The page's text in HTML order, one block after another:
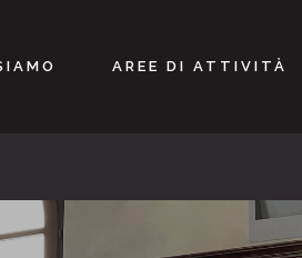
AREE DI ATTIVITÀ